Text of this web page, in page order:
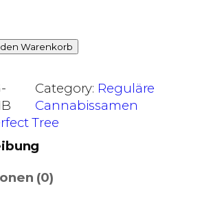
Warenkorb
Category: Reguläre
Cannabissamen
Tree
(0)